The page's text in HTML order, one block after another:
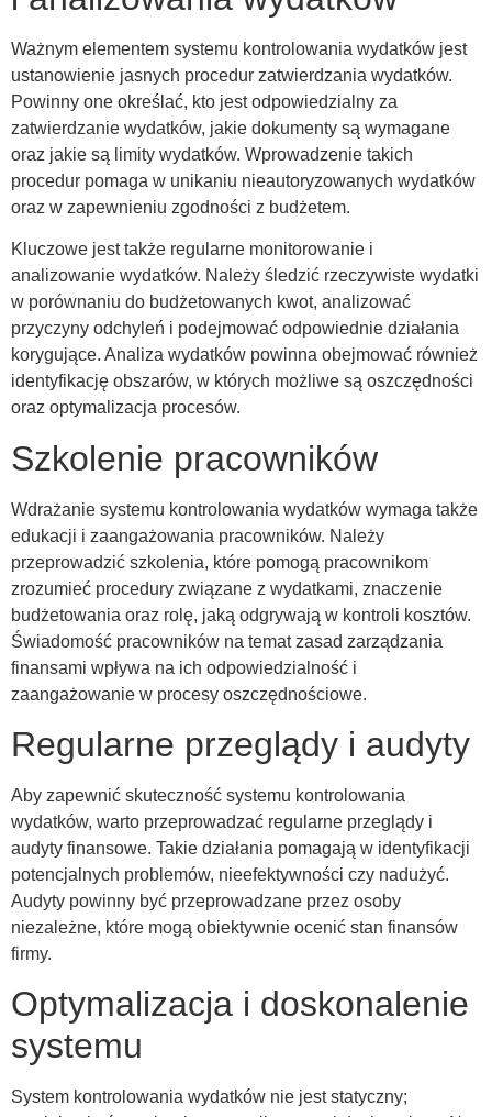
Ważnym elementem systemu kontrolowania wydatków jest
ustanowienie jasnych procedur zatwierdzania wydatków.
Powinny one określać, kto jest odpowiedzialny za
zatwierdzanie wydatków, jakie dokumenty są wymagane
oraz jakie są limity wydatków. Wprowadzenie takich
procedur pomaga w unikaniu nieautoryzowanych wydatków
oraz w zapewnieniu zgodności z budżetem.
Kluczowe jest także regularne monitorowanie i
analizowanie wydatków. Należy śledzić rzeczywiste wydatki
w porównaniu do budżetowanych kwot, analizować
przyczyny odchyleń i podejmować odpowiednie działania
korygujące. Analiza wydatków powinna obejmować również
identyfikację obszarów, w których możliwe są oszczędności
oraz optymalizacja procesów.
Szkolenie pracowników
Wdrażanie systemu kontrolowania wydatków wymaga także
edukacji i zaangażowania pracowników. Należy
przeprowadzić szkolenia, które pomogą pracownikom
zrozumieć procedury związane z wydatkami, znaczenie
budżetowania oraz rolę, jaką odgrywają w kontroli kosztów.
Świadomość pracowników na temat zasad zarządzania
finansami wpływa na ich odpowiedzialność i
zaangażowanie w procesy oszczędnościowe.
Regularne przeglądy i audyty
Aby zapewnić skuteczność systemu kontrolowania
wydatków, warto przeprowadzać regularne przeglądy i
audyty finansowe. Takie działania pomagają w identyfikacji
potencjalnych problemów, nieefektywności czy nadużyć.
Audyty powinny być przeprowadzane przez osoby
niezależne, które mogą obiektywnie ocenić stan finansów
firmy.
Optymalizacja i doskonalenie
systemu
System kontrolowania wydatków nie jest statyczny;